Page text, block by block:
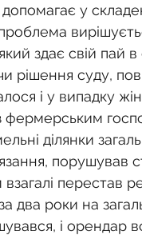
оцінка
Державна
питання
у
здає свій пай
рішення суду,
і у випадку
фермерським
ділянки
порушував
взагалі перестав
два роки на
і орендар